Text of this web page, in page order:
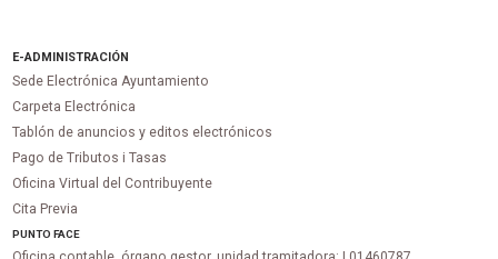
E-ADMINISTRACIÓN
Sede Electrónica Ayuntamiento
Carpeta Electrónica
Tablón de anuncios y editos electrónicos
Pago de Tributos i Tasas
Oficina Virtual del Contribuyente
Cita Previa
PUNTOFACE